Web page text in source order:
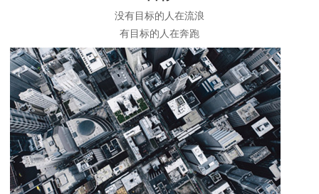
没有目标的人在流浪
有目标的人在奔跑